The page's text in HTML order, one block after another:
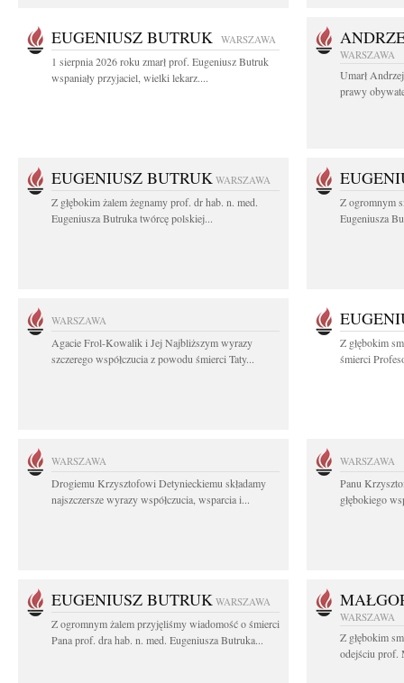
EUGENIUSZ BUTRUK WARSZAWA
1 sierpnia 2026 roku zmarł prof. Eugeniusz Butruk
wspaniały przyjaciel, wielki lekarz....
WARSZAWA
Umarł
prawy
EUGENIUSZ BUTRUK WARSZAWA
Z głębokim żalem żegnamy prof. dr hab. n. med.
Eugeniusza Butruka twórcę polskiej...
Z ogromnym
Eugeniusza
WARSZAWA
Agacie Frol-Kowalik i Jej Najbliższym wyrazy
szczerego współczucia z powodu śmierci Taty...
Z głębokim
śmierci
WARSZAWA
Drogiemu Krzysztofowi Detynieckiemu składamy
najszczersze wyrazy współczucia, wsparcia i...
WARSZAWA
Panu
głębokiego
EUGENIUSZ BUTRUK WARSZAWA
Z ogromnym żalem przyjęliśmy wiadomość o śmierci
Pana prof. dra hab. n. med. Eugeniusza Butruka...
WARSZAWA
Z głębokim
odejściu prof.